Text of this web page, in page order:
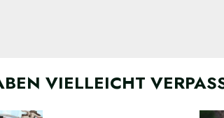
VIELLEICHT